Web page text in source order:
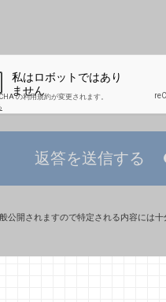
返答を送信する
公開されますので特定される内容には十